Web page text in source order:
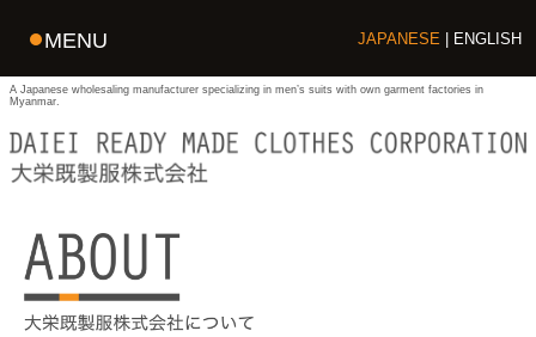
A Japanese wholesaling manufacturer specializing in men’s suits with own garment factories in
Myanmar.
JAPANESE ENGLISH
MENU